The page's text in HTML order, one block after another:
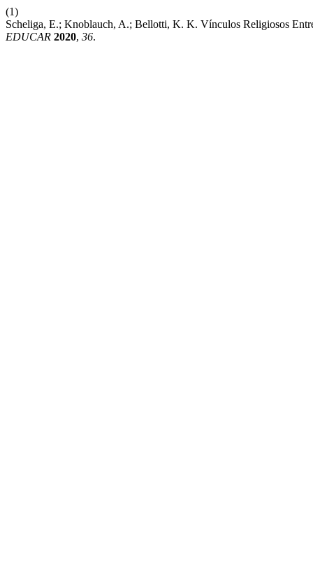
(1)
Scheliga, E.; Knoblauch, A.; Bellotti, K. K. Vínculos Religiosos
EDUCAR 2020, 36.